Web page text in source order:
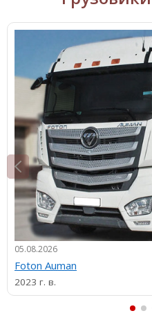
05.08.2026
Foton Auman
2023 г. в.